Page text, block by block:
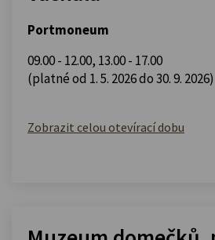
Portmoneum
09.00 - 12.00, 13.00 - 17.00
(platné od 1. 5. 2026 do 30. 9. 2026)
Zobrazit celou otevírací dobu